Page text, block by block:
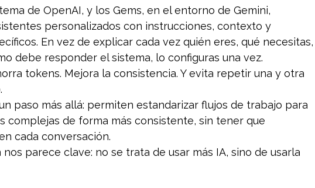
de OpenAI, y los Gems, en el entorno de Gemini,
personalizados con instrucciones, contexto y
En vez de explicar cada vez quién eres, qué necesitas,
debe responder el sistema, lo configuras una vez.
tokens. Mejora la consistencia. Y evita repetir una y otra
paso más allá: permiten estandarizar flujos de trabajo para
complejas de forma más consistente, sin tener que
cada conversación.
nos parece clave: no se trata de usar más IA, sino de usarla